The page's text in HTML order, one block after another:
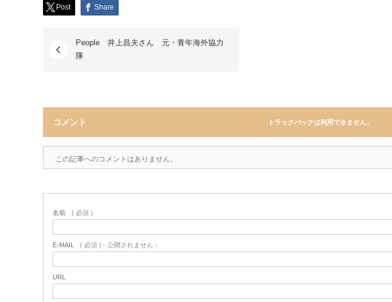
Post Share
People 井上昌夫さん 元・青年海外協力
隊
コメント トラックバックは利用できません。
この記事へのコメントはありません。
名前 ( 必須 )
E-MAIL ( 必須 ) - 公開されません -
URL